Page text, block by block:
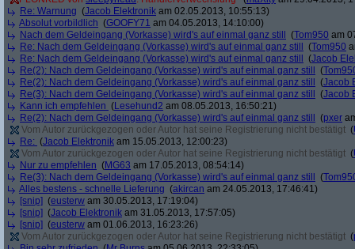
Re: Warnung (Jacob Elektronik am 02.05.2013, 10:55:13)
Absolut vorbildlich (GOOFY71 am 04.05.2013, 14:10:00)
Nach dem Geldeingang (Vorkasse) wird's auf einmal ganz still
(Tom950 am
Re: Nach dem Geldeingang (Vorkasse) wird's auf einmal ganz still
(Tom950
Re: Nach dem Geldeingang (Vorkasse) wird's auf einmal ganz still
(Jacob
Re(2): Nach dem Geldeingang (Vorkasse) wird's auf einmal ganz still
(
Re(2): Nach dem Geldeingang (Vorkasse) wird's auf einmal ganz still
(Jacob
Re(3): Nach dem Geldeingang (Vorkasse) wird's auf einmal ganz still
(Jacob
Kann ich empfehlen (Lesehund2 am 08.05.2013, 16:50:21)
Re(2): Nach dem Geldeingang (Vorkasse) wird's auf einmal ganz still
(pxer
Vom Autor zurückgezogen oder Autor hat seine Registrierung nicht bestätigt (
Re: (Jacob Elektronik am 15.05.2013, 12:00:23)
Vom Autor zurückgezogen oder Autor hat seine Registrierung nicht bestätigt (
Nur zu empfehlen (MG63 am 17.05.2013, 08:54:14)
Re(3): Nach dem Geldeingang (Vorkasse) wird's auf einmal ganz still
(
Alles bestens - schnelle Lieferung (akircan am 24.05.2013, 17:46:41)
[snip] (eusterw am 30.05.2013, 17:19:04)
[snip] (Jacob Elektronik am 31.05.2013, 17:57:05)
[snip] (eusterw am 01.06.2013, 16:23:26)
Vom Autor zurückgezogen oder Autor hat seine Registrierung nicht bestätigt (